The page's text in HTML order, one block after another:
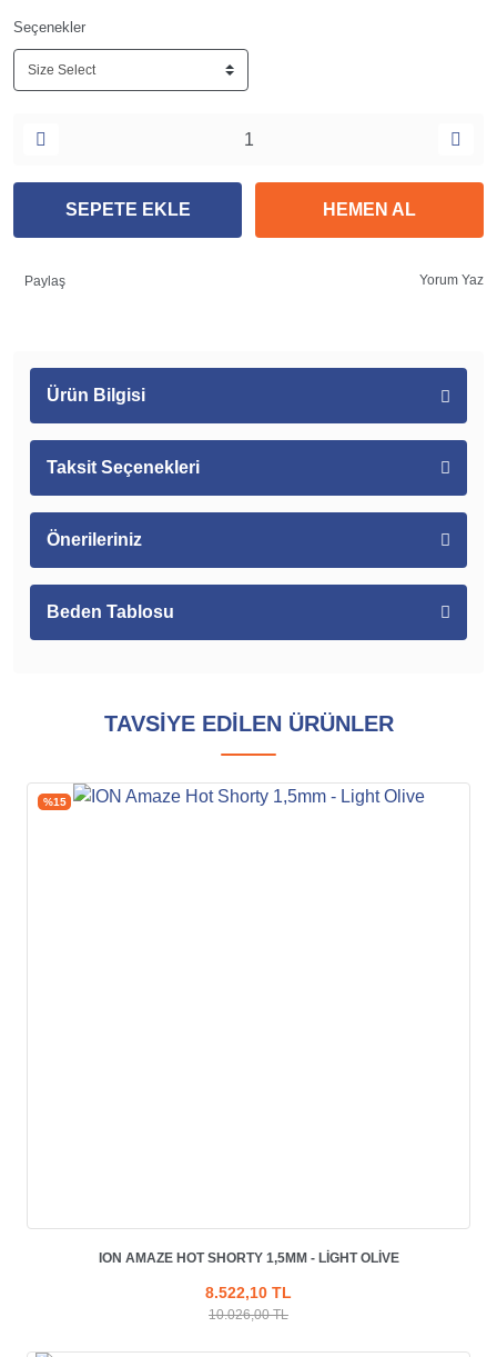
Seçenekler
SEPETE EKLE HEMEN AL
Paylaş Yorum Yaz
Ürün Bilgisi
Taksit Seçenekleri
Önerileriniz
Beden Tablosu
TAVSİYE EDİLEN ÜRÜNLER
%15
ION AMAZE HOT SHORTY 1,5MM - LIGHT OLIVE
8.522,10 TL
10.026,00 TL